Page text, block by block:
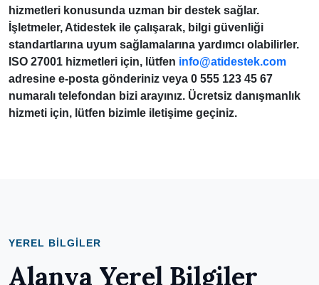
hizmetleri konusunda uzman bir destek sağlar.
İşletmeler, Atidestek ile çalışarak, bilgi güvenliği
standartlarına uyum sağlamalarına yardımcı olabilirler.
ISO 27001 hizmetleri için, lütfen info@atidestek.com
adresine e-posta gönderiniz veya 0 555 123 45 67
numaralı telefondan bizi arayınız. Ücretsiz danışmanlık
hizmeti için, lütfen bizimle iletişime geçiniz.
YEREL BILGILER
Alanya Yerel Bilgiler